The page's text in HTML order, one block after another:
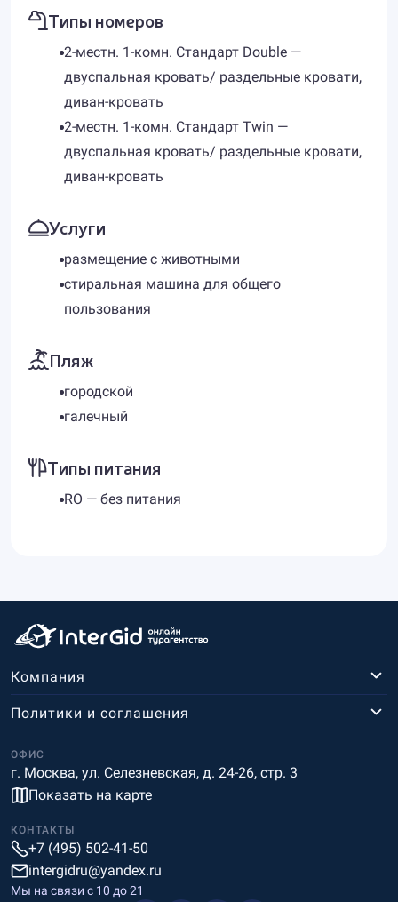
Типы номеров
2-местн. 1-комн. Стандарт Double —
двуспальная кровать/ раздельные кровати,
диван-кровать
2-местн. 1-комн. Стандарт Twin —
двуспальная кровать/ раздельные кровати,
диван-кровать
Услуги
размещение с животными
стиральная машина для общего
пользования
Пляж
городской
галечный
Типы питания
RO — без питания
Компания
ОФИС
г. Москва, ул. Селезневская, д. 24-26, стр. 3
Показать на карте
Политики и соглашения
КОНТАКТЫ
+7 (495) 502-41-50
intergidru@yandex.ru
Мы на связи c 10 до 21